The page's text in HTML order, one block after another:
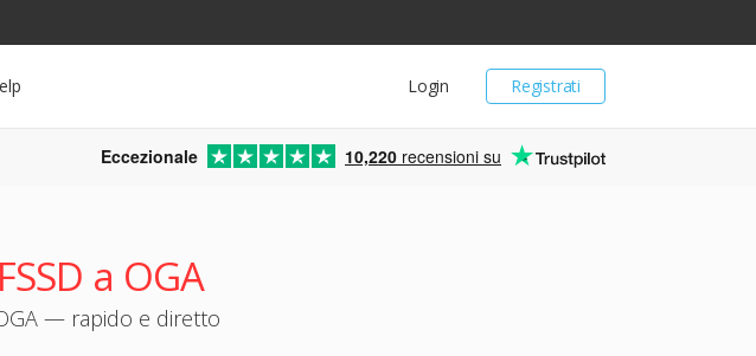
Registrati
Login
Eccezionale 10,220 recensioni su
a OGA
— rapido e diretto